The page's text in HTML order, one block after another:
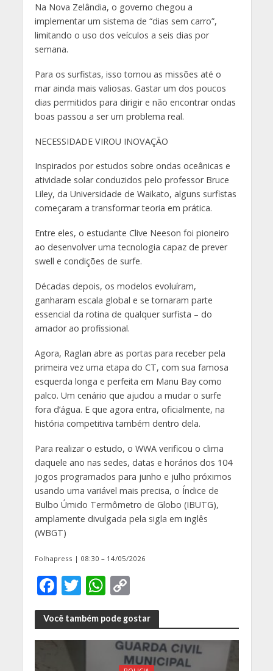
Na Nova Zelândia, o governo chegou a
implementar um sistema de “dias sem carro”,
limitando o uso dos veículos a seis dias por
semana.
Para os surfistas, isso tornou as missões até o
mar ainda mais valiosas. Gastar um dos poucos
dias permitidos para dirigir e não encontrar ondas
boas passou a ser um problema real.
NECESSIDADE VIROU INOVAÇÃO
Inspirados por estudos sobre ondas oceânicas e
atividade solar conduzidos pelo professor Bruce
Liley, da Universidade de Waikato, alguns surfistas
começaram a transformar teoria em prática.
Entre eles, o estudante Clive Neeson foi pioneiro
ao desenvolver uma tecnologia capaz de prever
swell e condições de surfe.
Décadas depois, os modelos evoluíram,
ganharam escala global e se tornaram parte
essencial da rotina de qualquer surfista – do
amador ao profissional.
Agora, Raglan abre as portas para receber pela
primeira vez uma etapa do CT, com sua famosa
esquerda longa e perfeita em Manu Bay como
palco. Um cenário que ajudou a mudar o surfe
fora d’água. E que agora entra, oficialmente, na
história competitiva também dentro dela.
Para realizar o estudo, o WWA verificou o clima
daquele ano nas sedes, datas e horários dos 104
jogos programados para junho e julho próximos
usando uma variável mais precisa, o Índice de
Bulbo Úmido Termômetro de Globo (IBUTG),
amplamente divulgada pela sigla em inglês
(WBGT)
Folhapress | 08:30 – 14/05/2026
F
ac
e
b
T
w
itt
er
W
h
at
s
C
o
p
y
Li
Você também pode gostar